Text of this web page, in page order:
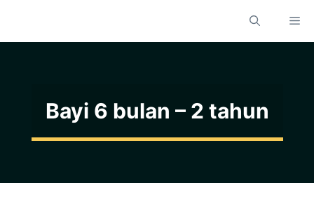
Bayi 6 bulan – 2 tahun